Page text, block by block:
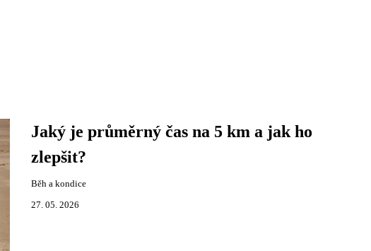
Jaký je průměrný čas na 5 km a jak ho
zlepšit?
Běh a kondice
27. 05. 2026